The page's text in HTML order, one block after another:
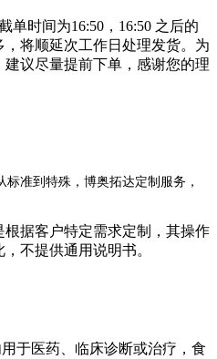
单时间为16:50，16:50 之后的
将顺延次工作日处理发货。为
议尽量提前下单，感谢您的理
准到特殊，博奥拓达定制服务，
据客户特定需求定制，其操作
不提供通用说明书。
于医药、临床诊断或治疗，食